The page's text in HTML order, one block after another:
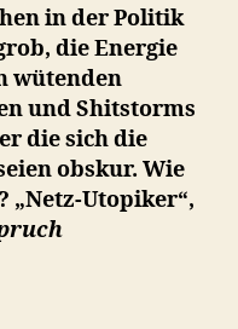
in der Politik
die Energie
wütenden
und Shitstorms
die sich die
obskur. Wie
„Netz-Utopiker“,